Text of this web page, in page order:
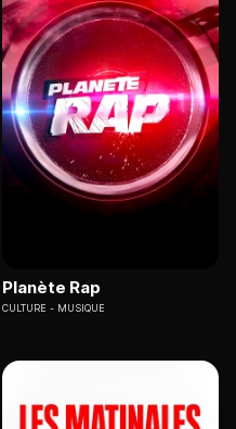
Planète Rap
CULTURE MUSIQUE